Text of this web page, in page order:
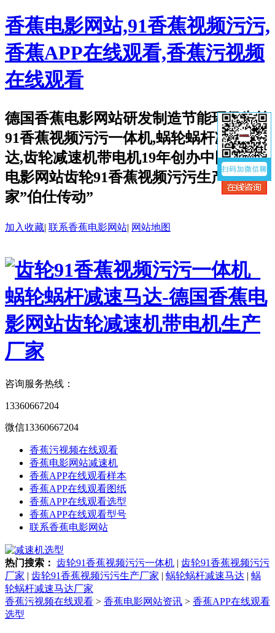
香蕉电影网站,91香蕉视频污污,
香蕉APP在线观看,香蕉污视频
在线观看
德国香蕉电影网站研发制造节能环保齿轮
91香蕉视频污污一体机,蜗轮蜗杆减速马
达,齿轮减速机带电机19年创办中国香蕉
电影网站齿轮91香蕉视频污污生产厂
家”伯仕传动”
加入收藏| 联系香蕉电影网站| 网站地图
咨询服务热线：
13360667204
微信13360667204
香蕉污视频在线观看
香蕉电影网站减速机
香蕉APP在线观看样本
香蕉APP在线观看图纸
香蕉APP在线观看选型
香蕉APP在线观看型号
联系香蕉电影网站
热门搜索： 齿轮91香蕉视频污污一体机 | 齿轮91香蕉视频污污
厂家 | 齿轮91香蕉视频污污生产厂家 | 蜗轮蜗杆减速马达 | 蜗
轮蜗杆减速马达厂家
香蕉污视频在线观看 > 香蕉电影网站资讯 > 香蕉APP在线观看
选型